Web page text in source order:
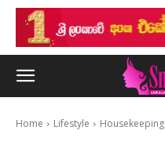
Home Lifestyle Housekeeping